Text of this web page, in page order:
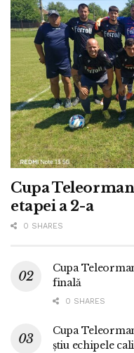
Cupa
etapei a 2-a
0 SHARES
Cupa
finală
0 SHARES
Cupa
știu echipele